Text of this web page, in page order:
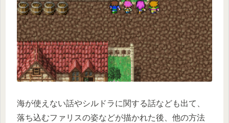
海が使えない話やシルドラに関する話なども出て、
落ち込むファリスの姿などが描かれた後、他の方法